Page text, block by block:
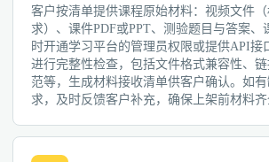
客户按清单提供课程原始材料：视频文件
求）、课件PDF或PPT、测验题目与答案、
时开通学习平台的管理员权限或提供API接
进行完整性检查，包括文件格式兼容性、
范等，生成材料接收清单供客户确认。如
求，及时反馈客户补充，确保上架前材料齐